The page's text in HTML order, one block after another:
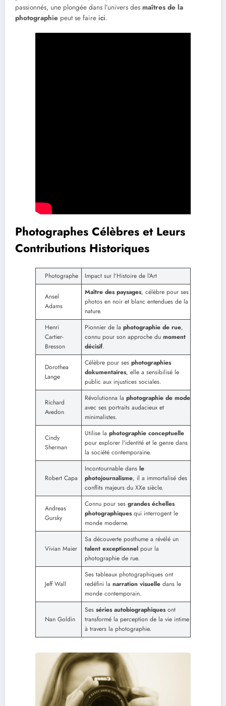
passionnés, une plongée dans l’univers des maîtres de la
photographie peut se faire ici.
Photographes Célèbres et Leurs
Contributions Historiques
Photographe Impact sur l’Histoire de l’Art
Ansel
Adams
Maître des paysages, célèbre pour ses
photos en noir et blanc entendues de la
nature.
Henri
Cartier-
Bresson
Pionnier de la photographie de rue,
connu pour son approche du moment
décisif.
Dorothea
Lange
Célèbre pour ses photographies
dokumentaires, elle a sensibilisé le
public aux injustices sociales.
Richard
Avedon
Révolutionna la photographie de mode
avec ses portraits audacieux et
minimalistes.
Cindy
Sherman
Utilise la photographie conceptuelle
pour explorer l’identité et le genre dans
la société contemporaine.
Robert Capa
Incontournable dans le
photojournalisme, il a immortalisé des
conflits majeurs du XXe siècle.
Andreas
Gursky
Connu pour ses grandes échelles
photographiquesqui interrogent le
monde moderne.
Vivian Maier
Sa découverte posthume a révélé un
talent exceptionnel pour la
photographie de rue.
Jeff Wall
Ses tableaux photographiques ont
redéfini la narration visuelle dans le
monde contemporain.
Nan Goldin
Ses séries autobiographiquesont
transformé la perception de la vie intime
à travers la photographie.